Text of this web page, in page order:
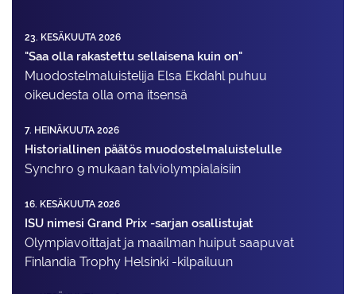
23. KESÄKUUTA 2026
"Saa olla rakastettu sellaisena kuin on"
Muodostelma­luistelija Elsa Ekdahl puhuu
oikeudesta olla oma itsensä
7. HEINÄKUUTA 2026
Historiallinen päätös muodostelmaluistelulle
Synchro 9 mukaan talviolympialaisiin
16. KESÄKUUTA 2026
ISU nimesi Grand Prix -sarjan osallistujat
Olympiavoittajat ja maailman huiput saapuvat
Finlandia Trophy Helsinki -kilpailuun